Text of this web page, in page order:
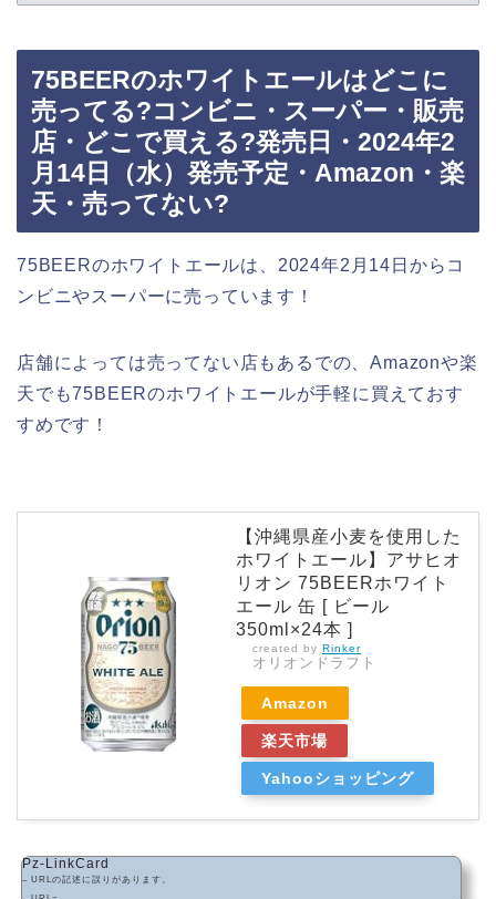
75BEERのホワイトエールはどこに
売ってる?コンビニ・スーパー・販売
店・どこで買える?発売日・2024年2
月14日（水）発売予定・Amazon・楽
天・売ってない?
75BEERのホワイトエールは、2024年2月14日からコ
ンビニやスーパーに売っています！
店舗によっては売ってない店もあるでの、Amazonや楽
天でも75BEERのホワイトエールが手軽に買えておす
すめです！
【沖縄県産小麦を使用した
ホワイトエール】アサヒオ
リオン 75BEERホワイト
エール 缶 [ ビール
350ml×24本 ]
created by Rinker
オリオンドラフト
Amazon
楽天市場
Yahooショッピング
Pz-LinkCard
– URLの記述に誤りがあります。